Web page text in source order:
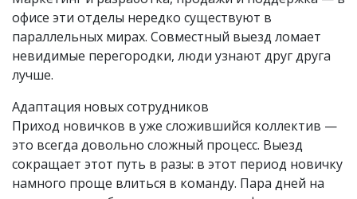
офисе эти отделы нередко существуют в
параллельных мирах. Совместный выезд ломает
невидимые перегородки, люди узнают друг друга
лучше.
Адаптация новых сотрудников
Приход новичков в уже сложившийся коллектив —
это всегда довольно сложный процесс. Выезд
сокращает этот путь в разы: в этот период новичку
намного проще влиться в команду. Пара дней на